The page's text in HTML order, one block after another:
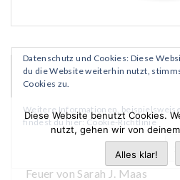
TOP-BEITRÄGE
[BOOKTALK] Wie mir "Nur
die Augen öffnete
Rezension | Das Reich der
Feuer von Sarah J. Maas
Datenschutz und Cookies: Diese
du die Website weiterhin nutzt,
Cookies zu.
Weitere Informationen,
findest du hier:Cookie-Richtlinie
Diese Website benutzt Cookies.
nutzt, gehen wir von
Alles klar!